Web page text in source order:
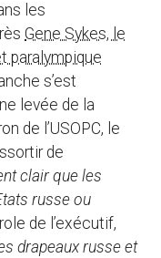
les
Gene Sykes, le
paralympique
s’est
levée de la
de l’USOPC, le
de
clair que les
russe ou
de l’exécutif,
drapeaux russe et